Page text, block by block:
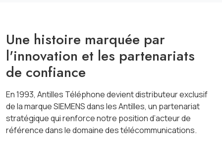
Une histoire marquée par
l'innovation et les partenariats
de confiance
En 1993, Antilles Téléphone devient distributeur exclusif
de la marque SIEMENS dans les Antilles, un partenariat
stratégique qui renforce notre position d’acteur de
référence dans le domaine des télécommunications.